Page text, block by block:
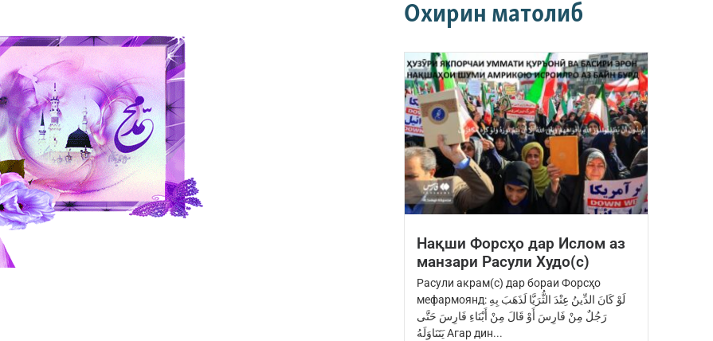
Охирин матолиб
Нақши Форсҳо дар Ислом аз
манзари Расули Худо(с)
Расули акрам(с) дар бораи Форсҳо
мефармоянд: ‏لَوْ كَانَ الدِّينُ عِنْدَ ‏الثُّرَيَّا‏ ‏لَذَهَبَ بِهِ
رَجُلٌ مِنْ فَارِسَ ‏أَوْ قَالَ مِنْ أَبْنَاءِ فَارِسَ ‏حَتَّى
يَتَنَاوَلَهُ Агар дин...